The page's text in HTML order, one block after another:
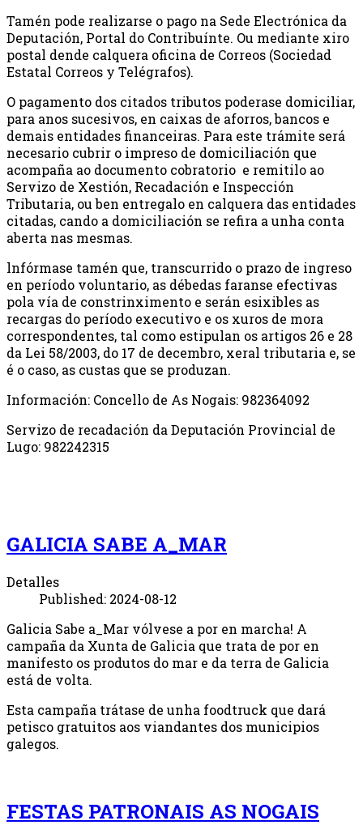
Tamén pode realizarse o pago na Sede Electrónica da
Deputación, Portal do Contribuínte. Ou mediante xiro
postal dende calquera oficina de Correos (Sociedad
Estatal Correos y Telégrafos).
O pagamento dos citados tributos poderase domiciliar,
para anos sucesivos, en caixas de aforros, bancos e
demais entidades financeiras. Para este trámite será
necesario cubrir o impreso de domiciliación que
acompaña ao documento cobratorio e remitilo ao
Servizo de Xestión, Recadación e Inspección
Tributaria, ou ben entregalo en calquera das entidades
citadas, cando a domiciliación se refira a unha conta
aberta nas mesmas.
lnfórmase tamén que, transcurrido o prazo de ingreso
en período voluntario, as débedas faranse efectivas
pola vía de constrinximento e serán esixibles as
recargas do período executivo e os xuros de mora
correspondentes, tal como estipulan os artigos 26 e 28
da Lei 58/2003, do 17 de decembro, xeral tributaria e, se
é o caso, as custas que se produzan.
Información: Concello de As Nogais: 982364092
Servizo de recadación da Deputación Provincial de
Lugo: 982242315
GALICIA SABE A_MAR
Detalles
Published: 2024-08-12
Galicia Sabe a_Mar vólvese a por en marcha! A
campaña da Xunta de Galicia que trata de por en
manifesto os produtos do mar e da terra de Galicia
está de volta.
Esta campaña trátase de unha foodtruck que dará
petisco gratuitos aos viandantes dos municipios
galegos.
FESTAS PATRONAIS AS NOGAIS